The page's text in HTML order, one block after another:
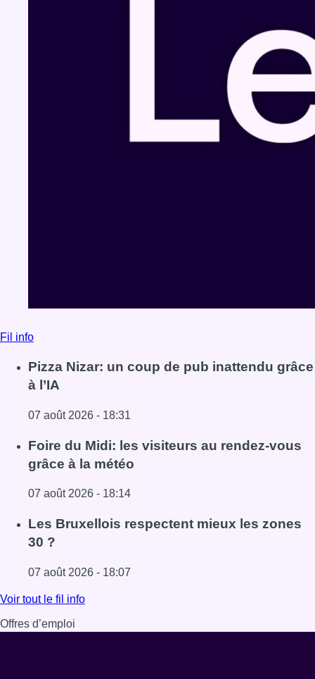
Fil info
Pizza Nizar: un coup de pub inattendu grâce
à l’IA
07 août 2026 - 18:31
Lire l'article Pizza Nizar: un coup de pub inattendu grâce
Foire du Midi: les visiteurs au rendez-vous
grâce à la météo
07 août 2026 - 18:14
Lire l'article Foire du Midi: les visiteurs au rendez-vous
Les Bruxellois respectent mieux les zones
30 ?
07 août 2026 - 18:07
Lire l'article Les Bruxellois respectent mieux les zones 30
Voir tout le fil info
Offres d’emploi